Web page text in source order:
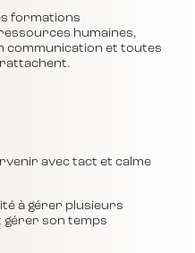
formations
humaines,
communication et toutes
rattachent.
avec tact et calme
à gérer plusieurs
gérer son temps